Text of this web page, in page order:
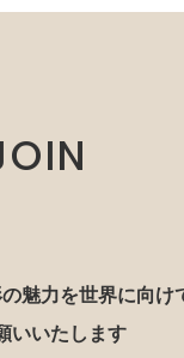
魅力を世界に向け
いいたします